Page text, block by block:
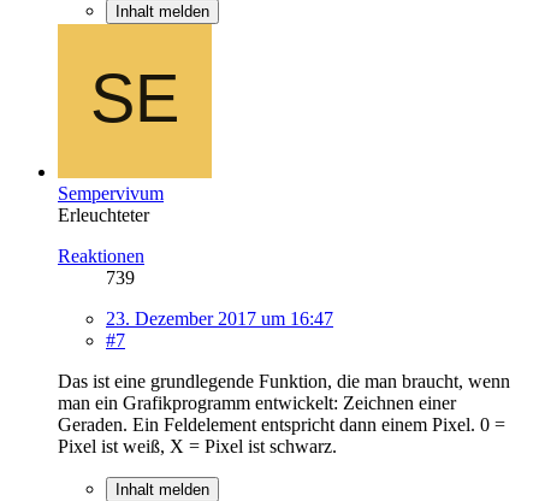
Inhalt melden
Sempervivum
Erleuchteter
Reaktionen
739
23. Dezember 2017 um 16:47
#7
Das ist eine grundlegende Funktion, die man braucht, wenn
man ein Grafikprogramm entwickelt: Zeichnen einer
Geraden. Ein Feldelement entspricht dann einem Pixel. 0 =
Pixel ist weiß, X = Pixel ist schwarz.
Inhalt melden